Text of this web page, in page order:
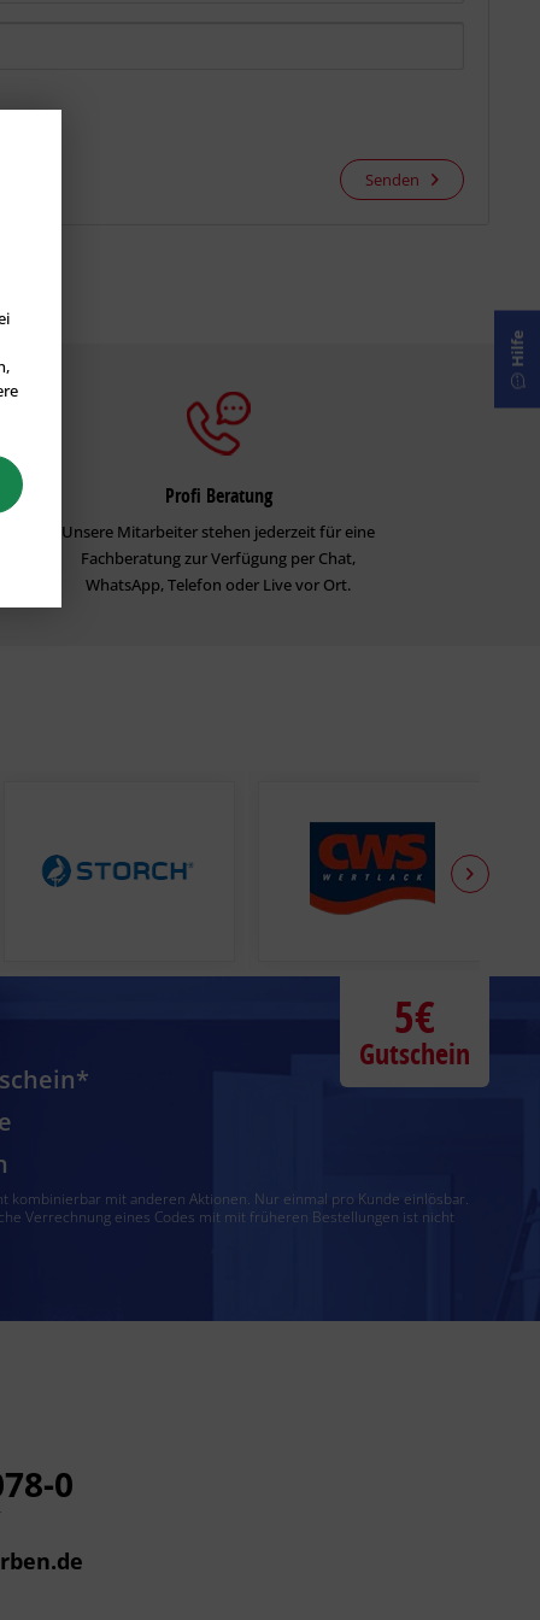
Senden
Profi Beratung
Unsere Mitarbeiter stehen jederzeit für eine
Fachberatung zur Verfügung per Chat,
WhatsApp, Telefon oder Live vor Ort.
kombinierbar mit anderen Aktionen. Nur einmal pro Kunde einlösbar.
Verrechnung eines Codes mit mit früheren Bestellungen ist nicht
5€
Gutschein
0
Hilfe